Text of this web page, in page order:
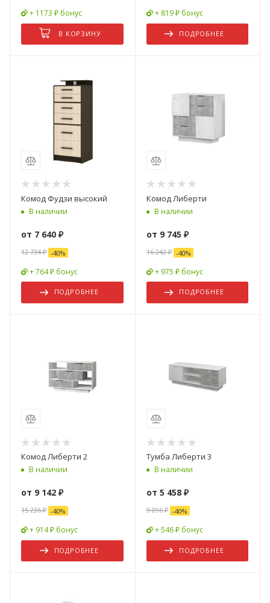
+ 1173 ₽ бонус
В КОРЗИНУ
+ 819 ₽ бонус
ПОДРОБНЕЕ
Комод Фудзи высокий
В наличии
от 7 640 ₽
12 734 ₽ -40%
+ 764 ₽ бонус
ПОДРОБНЕЕ
Комод Либерти
В наличии
от 9 745 ₽
16 242 ₽ -40%
+ 975 ₽ бонус
ПОДРОБНЕЕ
Комод Либерти 2
В наличии
от 9 142 ₽
15 236 ₽ -40%
+ 914 ₽ бонус
ПОДРОБНЕЕ
Тумба Либерти 3
В наличии
от 5 458 ₽
9 096 ₽ -40%
+ 546 ₽ бонус
ПОДРОБНЕЕ